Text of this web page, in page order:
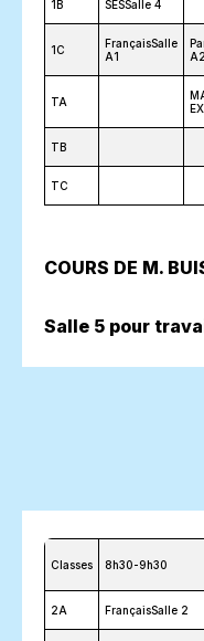
1B SESSalle 4
1C
FrançaisSalle
A1
A2
TA
TB
TC
COURS DE M.
Salle 5 pour
Classes 8h30-9h30
2A FrançaisSalle 2